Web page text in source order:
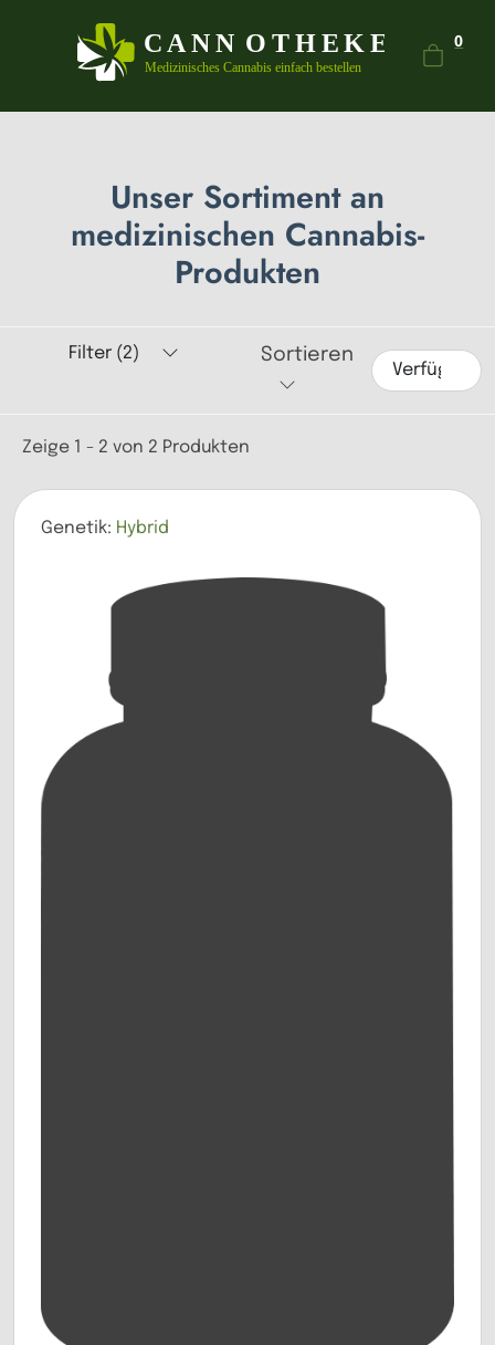
0
Unser Sortiment an
medizinischen Cannabis-
Produkten
Filter (2) Sortieren
Zeige 1 - 2 von 2 Produkten
Genetik: Hybrid